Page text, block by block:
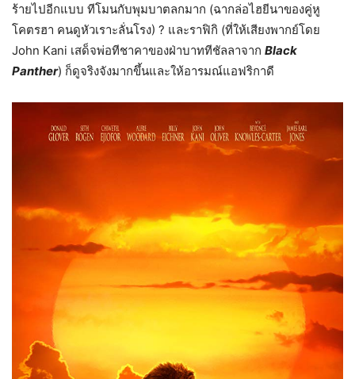
ร้ายไปอีกแบบ ทีโมนกับพุมบาตลกมาก (ฉากล่อไฮยีนาของคู่หู
โคตรฮา คนดูหัวเราะลั่นโรง) ? และราฟิกิ (ที่ให้เสียงพากย์โดย
John Kani เสด็จพ่อทีชาคาของฝ่าบาททีชัลลาจาก Black
Panther) ก็ดูจริงจังมากขึ้นและให้อารมณ์แอฟริกาดี